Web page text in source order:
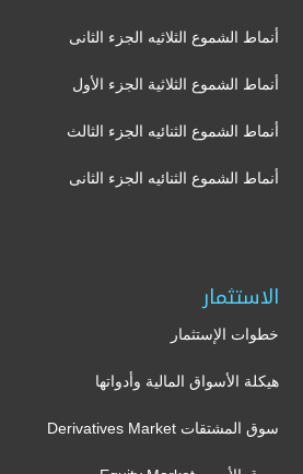
أنماط الشموع الثلاثيه الجزء الثانى
أنماط الشموع الثلاثية الجزء الأول
أنماط الشموع الثنائيه الجزء الثالث
أنماط الشموع الثنائيه الجزء الثانى
الاستثمار
خطوات الإستثمار
هيكلة الأسواق المالية وأدواتها
سوق المشتقات Derivatives Market